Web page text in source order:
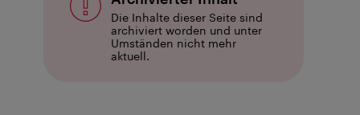
Die Inhalte dieser Seite sind
archiviert worden und unter
Umständen nicht mehr
aktuell.